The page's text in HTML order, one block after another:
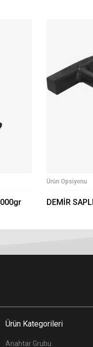
Ürün Opsiyonu
DEMİR
Ürün Kategorileri
Anahtar Grubu